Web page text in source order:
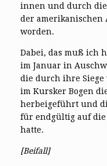
innen und durch
der amerikanischen
worden.
Dabei, das muß ich
im Januar in
die durch ihre Siege
im Kursker Bogen
herbeigeführt und
für endgültig auf
hatte.
[Beifall]